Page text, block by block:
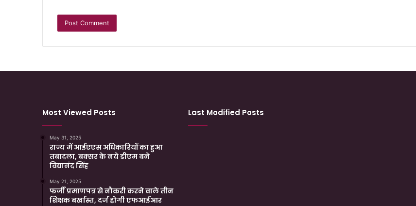
Most Viewed Posts
May 31, 2025
राज्य में आईएएस अधिकारियों का हुआ
तबादला, बक्सर के नये डीएम बने
विद्यानंद सिंह
May 21, 2025
फर्जी प्रमाणपत्र से नौकरी करने वाले तीन
शिक्षक बर्खास्त, दर्ज होगी एफआईआर
Last Modified Posts